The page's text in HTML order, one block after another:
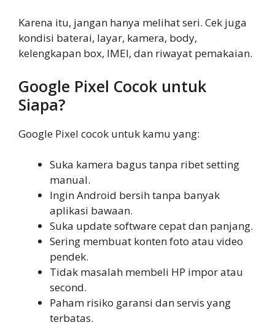
Karena itu, jangan hanya melihat seri. Cek juga
kondisi baterai, layar, kamera, body,
kelengkapan box, IMEI, dan riwayat pemakaian.
Google Pixel Cocok untuk
Siapa?
Google Pixel cocok untuk kamu yang:
Suka kamera bagus tanpa ribet setting
manual.
Ingin Android bersih tanpa banyak
aplikasi bawaan.
Suka update software cepat dan panjang.
Sering membuat konten foto atau video
pendek.
Tidak masalah membeli HP impor atau
second.
Paham risiko garansi dan servis yang
terbatas.